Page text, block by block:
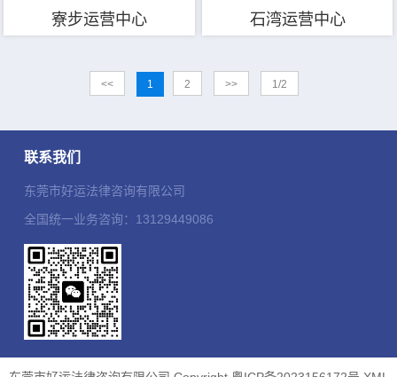
寮步运营中心 石湾运营中心
<< 1 2 >> 1/2
联系我们
东莞市好运法律咨询有限公司
全国统一业务咨询：13129449086